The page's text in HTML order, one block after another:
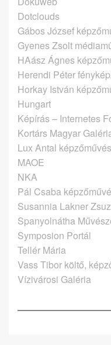
Dotclouds
Gábos József
Gyenes Zsolt
HAász Ágnes
Herendi Péter
Horkay István
Hungart
Képírás – Internetes
Kortárs Magyar
Lux Antal
MAOE
NKA
Pál Csaba
Susannia Lakner
Spanyolnátha
Symposion Portál
Tellér Mária
Vass Tibor költő,
Vízivárosi Galéria